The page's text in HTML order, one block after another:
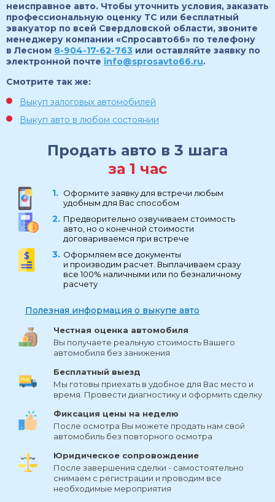
неисправное авто. Чтобы уточнить условия, заказать
профессиональную оценку ТС или бесплатный
эвакуатор по всей Свердловской области, звоните
менеджеру компании «Спросавто66» по телефону
в Лесном 8-904-17-62-763 или оставляйте заявку по
электронной почте info@sprosavto66.ru.
Смотрите так же:
Выкуп залоговых автомобилей
Выкуп авто в любом состоянии
Продать авто в 3 шага
за 1 час
Оформите заявку для встречи любым
удобным для Вас способом
Предворительно озвучиваем стоимость
авто, но о конечной стоимости
договариваемся при встрече
Оформляем все документы
и производим расчет. Выплачиваем сразу
все 100% наличными или по безналичному
расчету
Полезная информация о выкупе авто
Честная оценка автомобиля
Вы получаете реальную стоимость Вашего
автомобиля без занижения
Бесплатный выезд
Мы готовы приехать в удобное для Вас место и
время. Провести диагностику и оформить сделку
Фиксация цены на неделю
После осмотра Вы можете продать нам свой
автомобиль без повторного осмотра
Юридическое сопровождение
После завершения сделки - самостоятельно
снимаем с регистрации и проводим все
необходимые мероприятия